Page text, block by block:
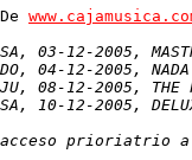
De
SA, 03-12-2005,
DO, 04-12-2005,
JU, 08-12-2005,
SA, 10-12-2005,
acceso prioriatrio a